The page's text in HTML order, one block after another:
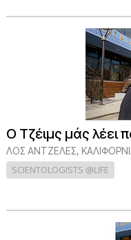
Ο Τζέιμς μάς λέει
ΛΟΣ ΆΝΤΖΕΛΕΣ,
SCIENTOLOGISTS @LIFE